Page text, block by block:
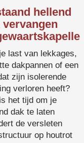
hellend
vervangen
last van lekkages,
dakpannen of een
zijn isolerende
verloren heeft?
het tijd om je
dak te laten
de versleten
op houtrot